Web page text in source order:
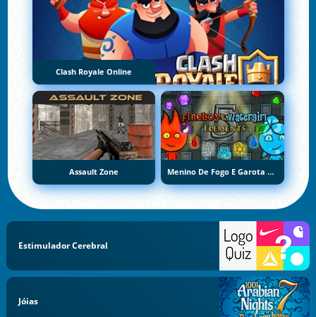
Clash Royale Online
Assault Zone Menino De Fogo E Garota De Água 5: Elementos
Estimulador Cerebral
Jóias